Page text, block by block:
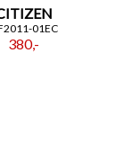
01EC
380,-